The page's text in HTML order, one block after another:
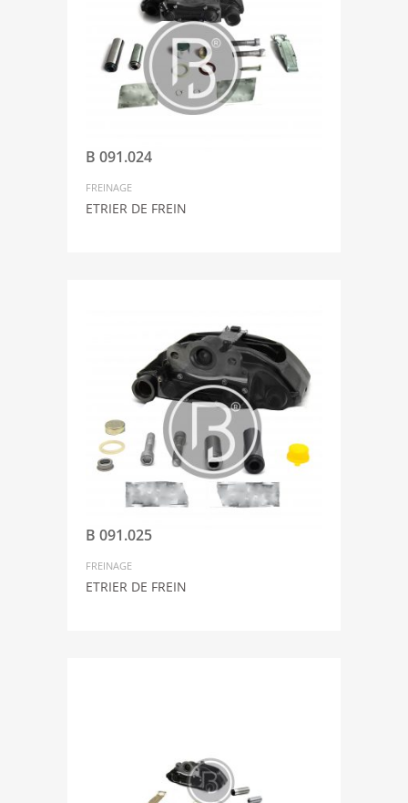
B 091.024
FREINAGE
ETRIER DE FREIN
B 091.025
FREINAGE
ETRIER DE FREIN